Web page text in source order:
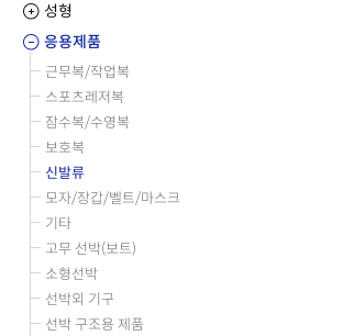
성형
응용제품
근무복/작업복
스포츠레저복
잠수복/수영복
보호복
신발류
모자/장갑/벨트/마스크
기타
고무 선박(보트)
소형선박
선박외 기구
선박 구조용 제품